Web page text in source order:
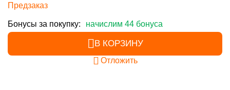
Предзаказ
Бонусы за покупку: начислим 44 бонуса
В КОРЗИНУ
Отложить